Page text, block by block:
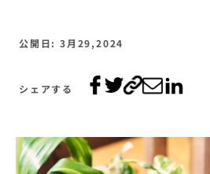
公開日: 3月29,2024
シェアする